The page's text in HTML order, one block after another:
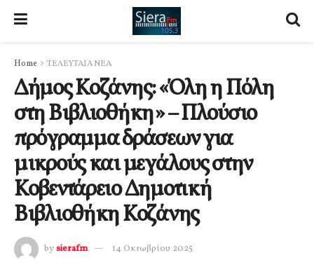
Home ΤΕΛΕΥΤΑΙΑ ΝΕΑ
Δήμος Κοζάνης: «Όλη η Πόλη
στη Βιβλιοθήκη» – Πλούσιο
πρόγραμμα δράσεων για
μικρούς και μεγάλους στην
Κοβεντάρειο Δημοτική
Βιβλιοθήκη Κοζάνης
by sierafm 14 Οκτωβρίου 2025